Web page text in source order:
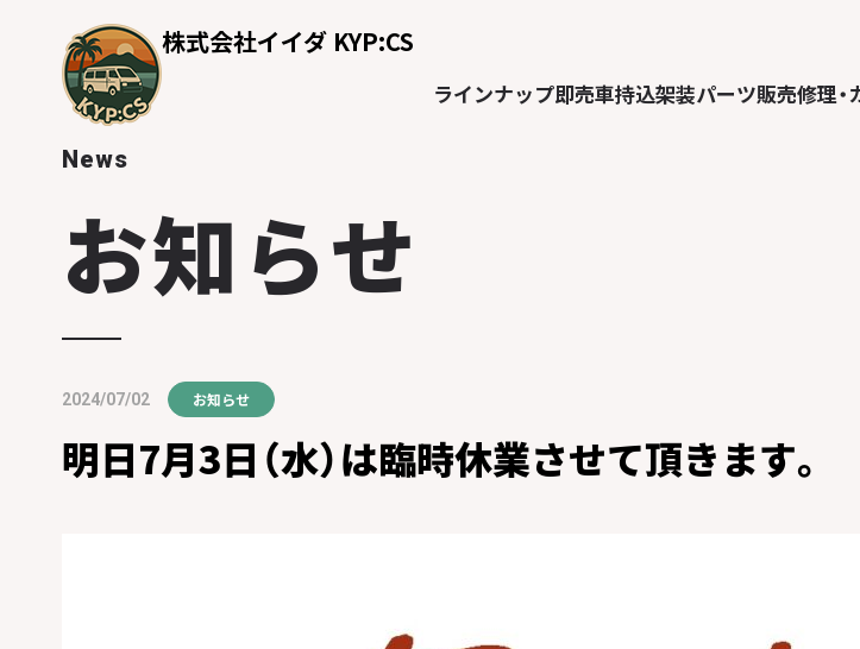
株式会社イイダ KYP:CS
ラインナップ即売車持込架装パーツ販売修理
News
お知らせ
2024/07/02 お知らせ
明日7月3日（水）は臨時休業させて頂きます。